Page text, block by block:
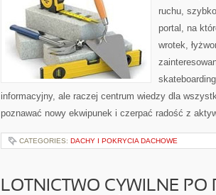
ruchu,
portal, na
wrotek,
informacyjny, ale raczej centrum wiedzy dla
poznawać nowy ekwipunek i czerpać radość z
CATEGORIES: DACHY I POKRYCIA DACHOWE
LOTNICTWO CYWILNE PO